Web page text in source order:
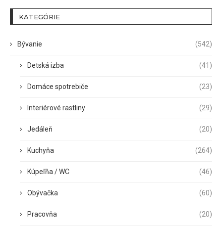
KATEGÓRIE
Bývanie (542)
Detská izba (41)
Domáce spotrebiče (23)
Interiérové rastliny (29)
Jedáleň (20)
Kuchyňa (264)
Kúpeľňa / WC (46)
Obývačka (60)
Pracovňa (20)